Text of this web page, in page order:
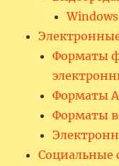
Форматы
Форматы
Форматы
Социальные